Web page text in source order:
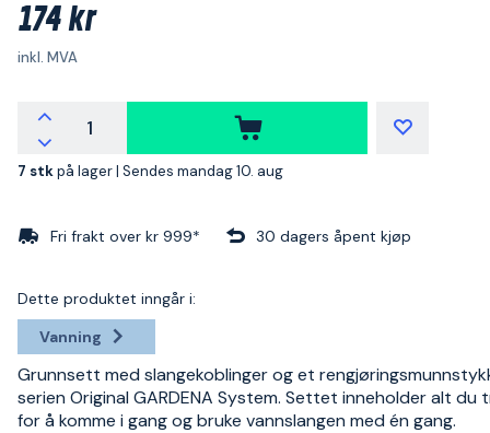
174 kr
inkl. MVA
7 stkpå lager | Sendes mandag 10. aug
Fri frakt over kr 999* 30 dagers åpent kjøp
Dette produktet inngår i:
Vanning
Grunnsett med slangekoblinger og et
serien Original GARDENA System. Settet inneholder alt du
for å komme i gang og bruke vannslangen med én gang.